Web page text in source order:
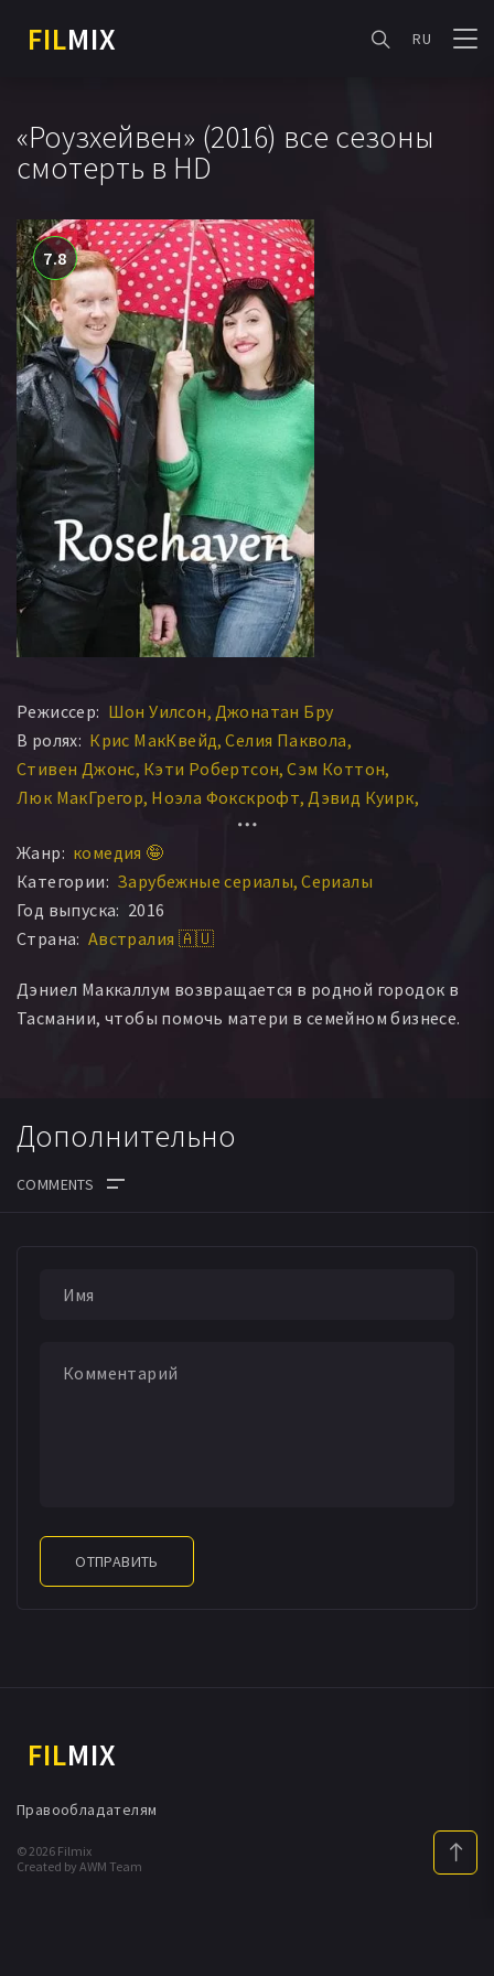
FILMIX RU
«Роузхейвен» (2016) все сезоны
смотерть в HD
7.8
Режиссер: Шон Уилсон Джонатан Бру
В ролях: Крис МакКвейд Селия Паквола
Стивен Джонс Кэти Робертсон Сэм Коттон
Люк МакГрегор Ноэла Фокскрофт Дэвид Куирк
Жанр: комедия 🤪
Категории: Зарубежные сериалы Сериалы
Год выпуска: 2016
Страна: Австралия 🇦🇺
Дэниел Маккаллум возвращается в родной городок в
Тасмании, чтобы помочь матери в семейном бизнесе.
Дополнительно
ОТПРАВИТЬ
FILMIX
© 2026 Filmix
Created by AWM Team
Правообладателям